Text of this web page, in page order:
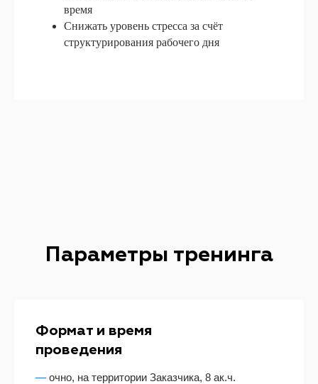
время
Снижать уровень стресса за счёт
структурирования рабочего дня
Параметры тренинга
Формат и время
проведения
— очно, на территории Заказчика, 8 ак.ч.